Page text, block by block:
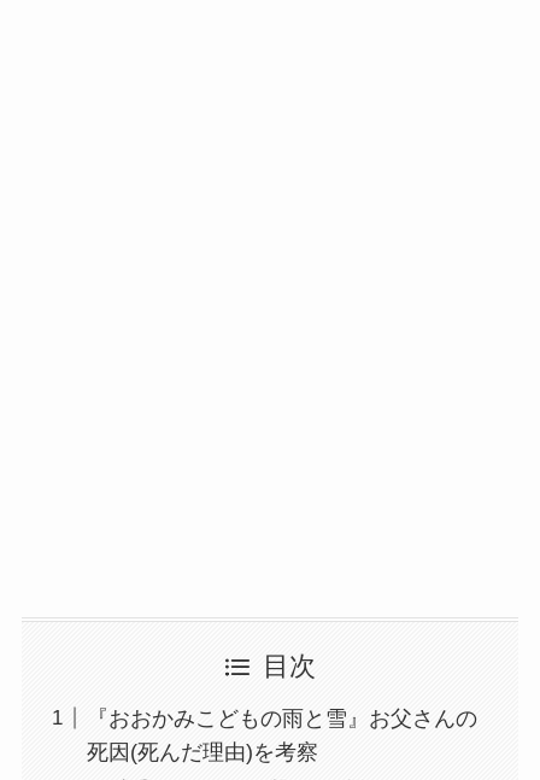
目次
『おおかみこどもの雨と雪』お父さんの
死因(死んだ理由)を考察